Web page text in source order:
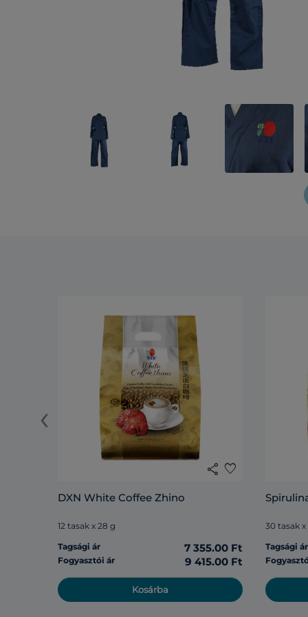
share favorite
DXN White Coffee Zhino
12 tasak x 28 g
Tagsági ár
7 355.00 Ft
Fogyasztói ár 9 415.00 Ft
Kosárba
30 tasak x
Tagsági ár
‹